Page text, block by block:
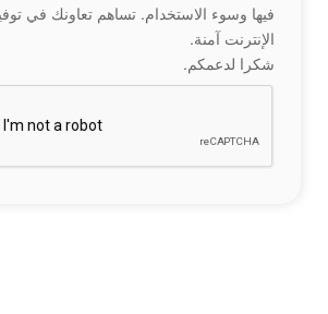
فيها وسوء الاستخدام. تساهم تعاونك في
الإنترنت آمنة.
شكرا لدعمكم.